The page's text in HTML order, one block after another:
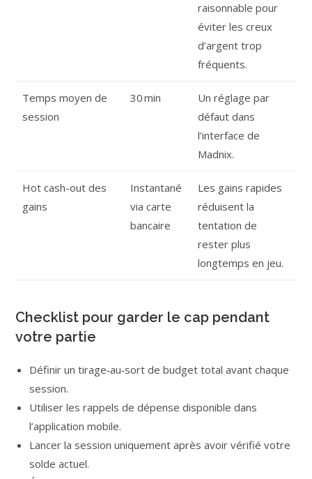
raisonnable pour
éviter les creux
d’argent trop
fréquents.
Temps moyen de
session
30 min
Un réglage par
défaut dans
l’interface de
Madnix.
Hot cash-out des
gains
Instantané
via carte
bancaire
Les gains rapides
réduisent la
tentation de
rester plus
longtemps en jeu.
Checklist pour garder le cap pendant
votre partie
Définir un tirage‑au‑sort de budget total avant chaque
session.
Utiliser les rappels de dépense disponible dans
l’application mobile.
Lancer la session uniquement après avoir vérifié votre
solde actuel.